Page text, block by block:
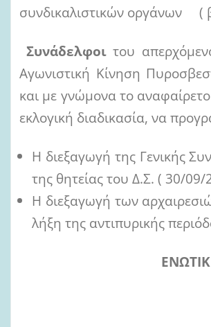
συνδικαλιστικών οργάνων (
Συνάδελφοιτου
Αγωνιστική Κίνηση
και με γνώμονα το
εκλογική διαδικασία, να
Η διεξαγωγή της Γενικής
της θητείας του Δ.Σ. ( 30/
Η διεξαγωγή των
λήξη της αντιπυρικής